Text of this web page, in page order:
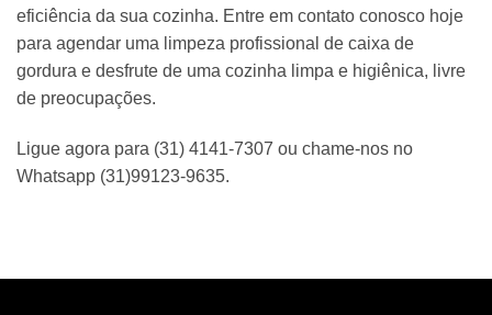
eficiência da sua cozinha. Entre em contato conosco hoje
para agendar uma limpeza profissional de caixa de
gordura e desfrute de uma cozinha limpa e higiênica, livre
de preocupações.
Ligue agora para (31) 4141-7307 ou chame-nos no
Whatsapp (31)99123-9635.